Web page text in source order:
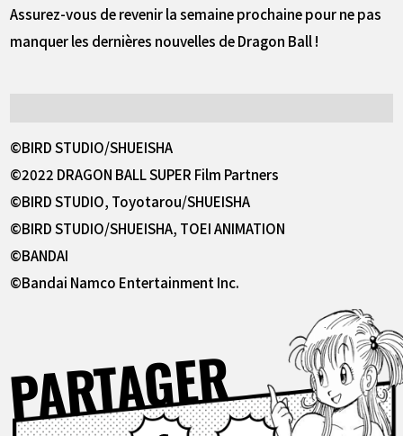
Assurez-vous de revenir la semaine prochaine pour ne pas
manquer les dernières nouvelles de Dragon Ball !
©BIRD STUDIO/SHUEISHA
©2022 DRAGON BALL SUPER Film Partners
©BIRD STUDIO, Toyotarou/SHUEISHA
©BIRD STUDIO/SHUEISHA, TOEI ANIMATION
©BANDAI
©Bandai Namco Entertainment Inc.
PARTAGERFacebook X